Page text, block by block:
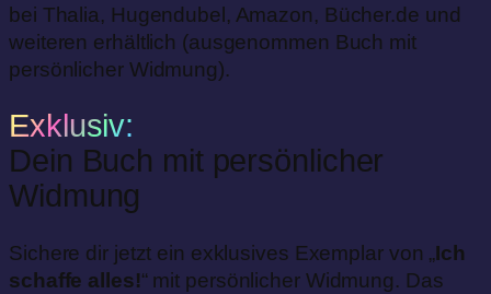
bei Thalia, Hugendubel, Amazon, Bücher.de und
weiteren erhältlich (ausgenommen Buch mit
persönlicher Widmung).
Exklusiv:
Dein Buch mit persönlicher
Widmung
Sichere dir jetzt ein exklusives Exemplar von „Ich
schaffe alles!“ mit persönlicher Widmung. Das